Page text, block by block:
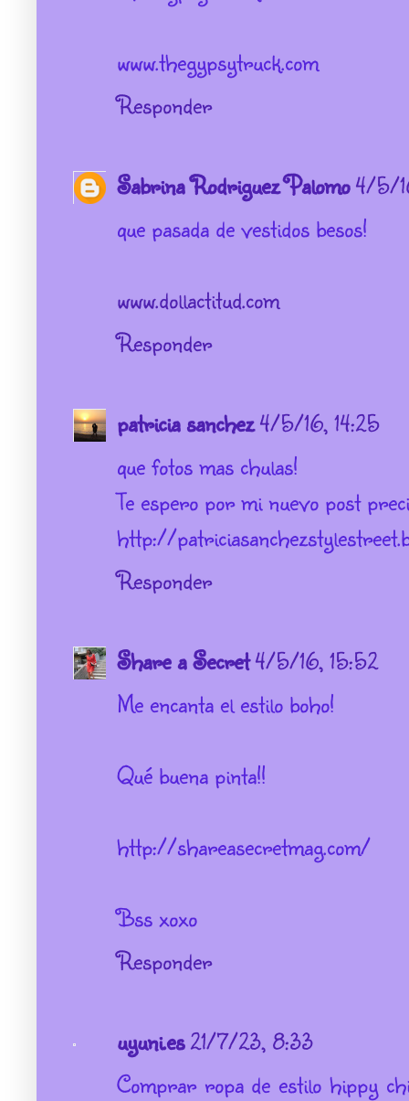
www.thegypsytruck.com
Responder
Sabrina Rodriguez Palomo4/5/
que pasada de vestidos besos!
www.dollactitud.com
Responder
patricia sanchez4/5/16, 14:25
que fotos mas chulas!
Te espero por mi nuevo post
http://
Responder
Share a Secret4/5/16, 15:52
Me encanta el estilo boho!
Qué buena pinta!!
http://shareasecretmag.com/
Bss xoxo
Responder
uyuni.es21/7/23, 8:33
Comprar ropa de estilo hippy